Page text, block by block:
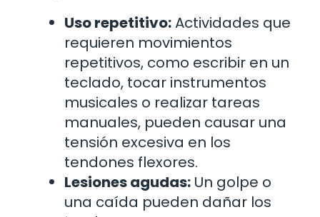
Uso repetitivo:Actividades que
requieren movimientos
repetitivos, como escribir en un
teclado, tocar instrumentos
musicales o realizar tareas
manuales, pueden causar una
tensión excesiva en los
tendones flexores.
Lesiones agudas: Un golpe o
una caída pueden dañar los